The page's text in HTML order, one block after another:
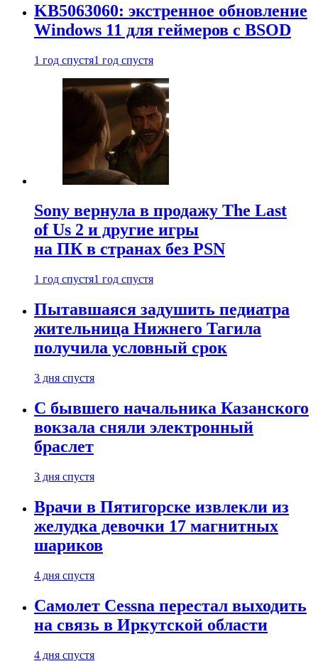
KB5063060: экстренное обновление
Windows 11 для геймеров с BSOD
1 год спустя1 год спустя
Sony вернула в продажу The Last
of Us 2 и другие игры
на ПК в странах без PSN
1 год спустя1 год спустя
Пытавшаяся задушить педиатра
жительница Нижнего Тагила
получила условный срок
3 дня спустя
С бывшего начальника Казанского
вокзала сняли электронный
браслет
3 дня спустя
Врачи в Пятигорске извлекли из
желудка девочки 17 магнитных
шариков
4 дня спустя
Самолет Cessna перестал выходить
на связь в Иркутской области
4 дня спустя